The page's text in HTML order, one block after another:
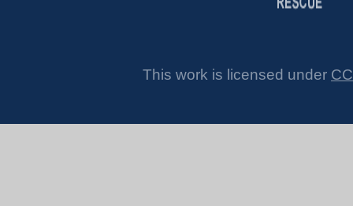
This work is licensed under